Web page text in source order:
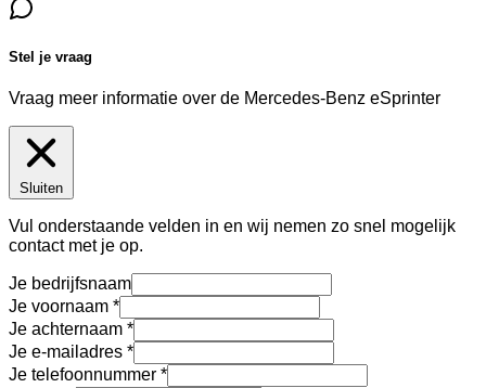
Stel je vraag
Vraag meer informatie over de Mercedes-Benz eSprinter
Sluiten
Vul onderstaande velden in en wij nemen zo snel mogelijk
contact met je op.
Je bedrijfsnaam
Je voornaam
Je achternaam
Je e-mailadres
Je telefoonnummer